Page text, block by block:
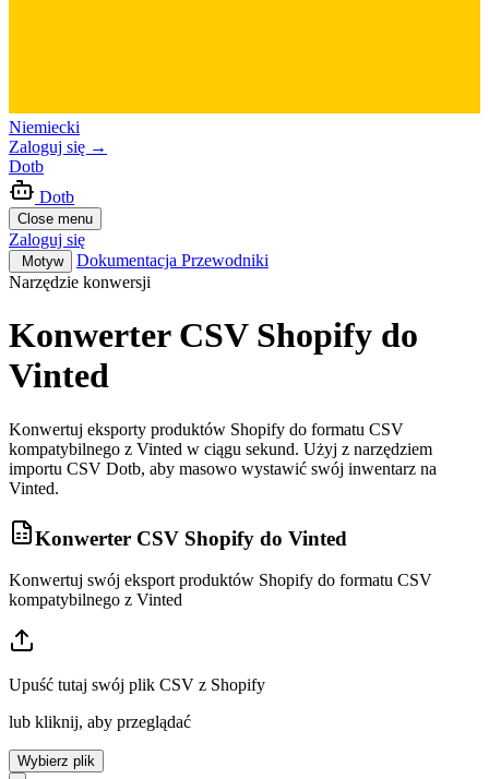
Niemiecki
Zaloguj się →
Dotb
Dotb
Close menu
Zaloguj się
Motyw Dokumentacja Przewodniki
Narzędzie konwersji
Konwerter CSV Shopify do
Vinted
Konwertuj eksporty produktów Shopify do formatu CSV
kompatybilnego z Vinted w ciągu sekund. Użyj z narzędziem
importu CSV Dotb, aby masowo wystawić swój inwentarz na
Vinted.
Konwerter CSV Shopify do Vinted
Konwertuj swój eksport produktów Shopify do formatu CSV
kompatybilnego z Vinted
Upuść tutaj swój plik CSV z Shopify
lub kliknij, aby przeglądać
Wybierz plik